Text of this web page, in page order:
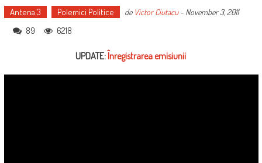
Antena 3 Polemici Politice de Victor Ciutacu- November 3, 2011
89 6218
UPDATE: Înregistrarea emisiunii